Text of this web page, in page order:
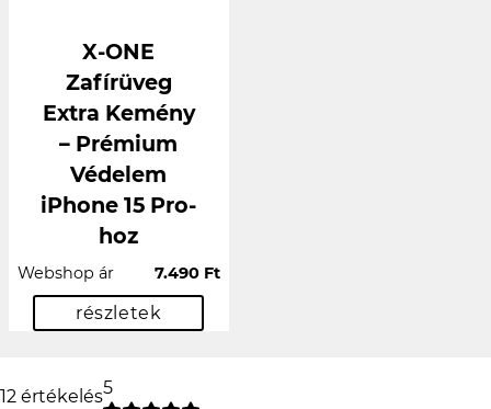
X-ONE
Zafírüveg
Extra Kemény
– Prémium
Védelem
iPhone 15 Pro-
hoz
Webshop ár 7.490 Ft
részletek
12 értékelés5